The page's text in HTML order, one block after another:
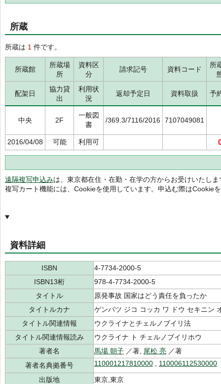
所蔵
所蔵は 1 件です。
所蔵館
所蔵場
所
資料区
分
請求記号 資料コード
所
配架日
協力貸
出
利用状
況
返却予定日 資料取扱 予
中央 2F
一般図
書
/369.3/7116/2016 7107049081
2016/04/08 可能 利用可
遠隔複写申込みは、東京都在住・在勤・在学の方からお受けいたしま
複写カート機能には、Cookieを使用しています。申込む際はCookie
資料詳細
ISBN
4-7734-2000-5
ISBN13桁
978-4-7734-2000-5
タイトル
原発事故 国家はどう責任を負ったか
タイトルカナ
ゲンパツ ジコ コッカ ワ ドウ セキニン
タイトル関連情報
ウクライナとチェルノブイリ法
タイトル関連情報読み
ウクライナ ト チェルノブイリホウ
著者名
馬場 朝子 ／著, 尾松 亮 ／著
著者名典拠番号
110001217810000 110006112530000
出版地
東京,東京